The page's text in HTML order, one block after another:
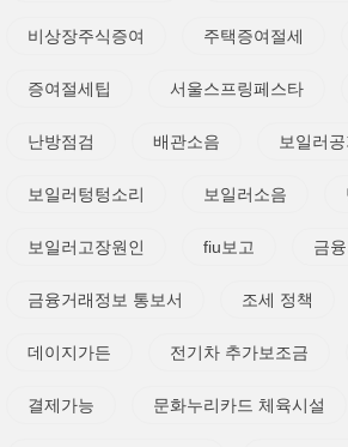
비상장주식증여 주택증여절세
증여절세팁 서울스프링페스타
난방점검 배관소음 보일러
보일러텅텅소리 보일러소음
보일러고장원인 fiu보고 금
금융거래정보 통보서 조세 정책
데이지가든 전기차 추가보조금
결제가능 문화누리카드 체육시설